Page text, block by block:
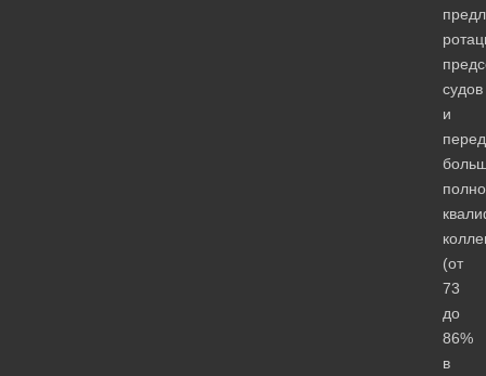
судов
и
(от
73
до
86%
в